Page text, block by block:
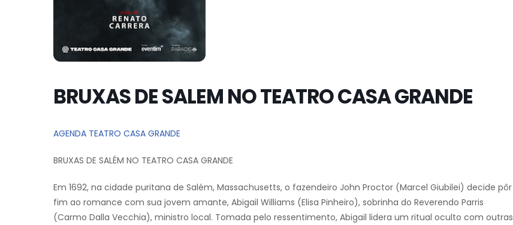
BRUXAS DE SALEM NO TEATRO CASA GRANDE
AGENDA TEATRO CASA GRANDE
BRUXAS DE SALÉM NO TEATRO CASA GRANDE
Em 1692, na cidade puritana de Salém, Massachusetts, o fazendeiro John Proctor (Marcel Giubilei) decide pôr
fim ao romance com sua jovem amante, Abigail Williams (Elisa Pinheiro), sobrinha do Reverendo Parris
(Carmo Dalla Vecchia), ministro local. Tomada pelo ressentimento, Abigail lidera um ritual oculto com outras